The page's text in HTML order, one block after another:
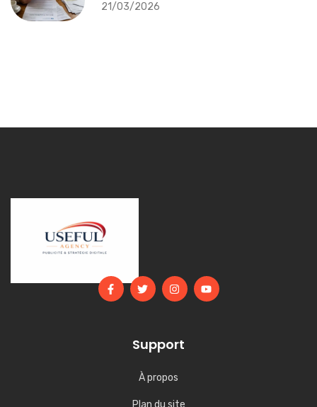
21/03/2026
Support
À propos